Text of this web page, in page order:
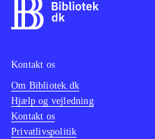
Kontakt os
Om Bibliotek.dk
Hjælp og vejledning
Kontakt os
Privatlivspolitik